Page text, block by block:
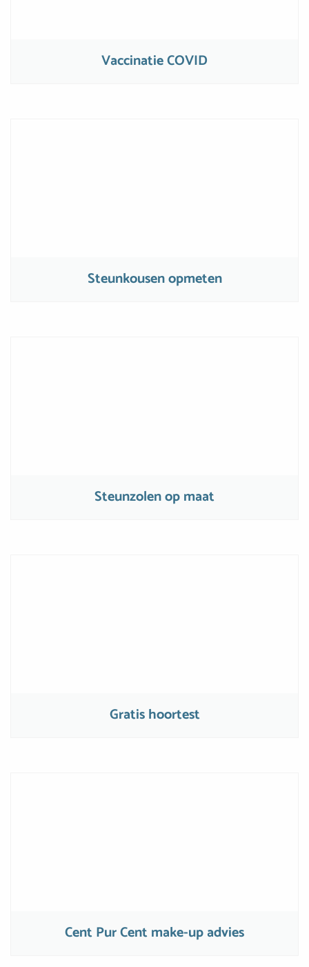
Vaccinatie COVID
Steunkousen opmeten
Steunzolen op maat
Gratis hoortest
Cent Pur Cent make-up advies